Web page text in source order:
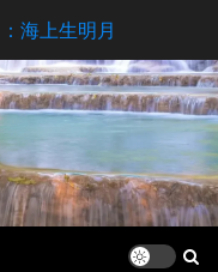
海上生明月